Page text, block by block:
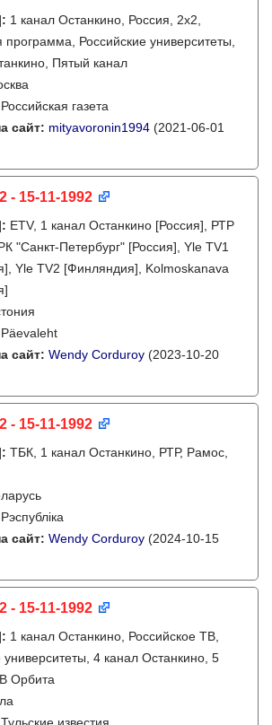
: 1 канал Останкино, Россия, 2х2,
программа, Российские университеты,
Пятый канал
Российская газета
сайт: mityavoronin1994 (2021-06-01
- 15-11-1992
: ETV, 1 канал Останкино [Россия], РТР
"Санкт-Петербург" [Россия], Yle TV1
Yle TV2 [Финляндия], Kolmoskanava
Päevaleht
сайт: Wendy Corduroy (2023-10-20
- 15-11-1992
: ТБК, 1 канал Останкино, РТР, Рамос,
Рэспубліка
сайт: Wendy Corduroy (2024-10-15
- 15-11-1992
: 1 канал Останкино, Российское ТВ,
университеты, 4 канал Останкино, 5
Орбита